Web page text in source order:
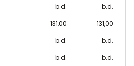
b.d.
b.d.
131,00
131,00
b.d.
b.d.
b.d.
b.d.